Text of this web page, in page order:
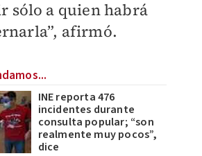
sólo a quien habrá
afirmó.
INE reporta 476
incidentes durante
consulta popular; “son
realmente muy pocos”,
dice